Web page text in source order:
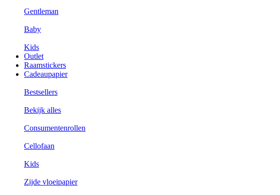
Gentleman
Baby
Kids
Outlet
Raamstickers
Cadeaupapier
Bestsellers
Bekijk alles
Consumentenrollen
Cellofaan
Kids
Zijde vloeipapier